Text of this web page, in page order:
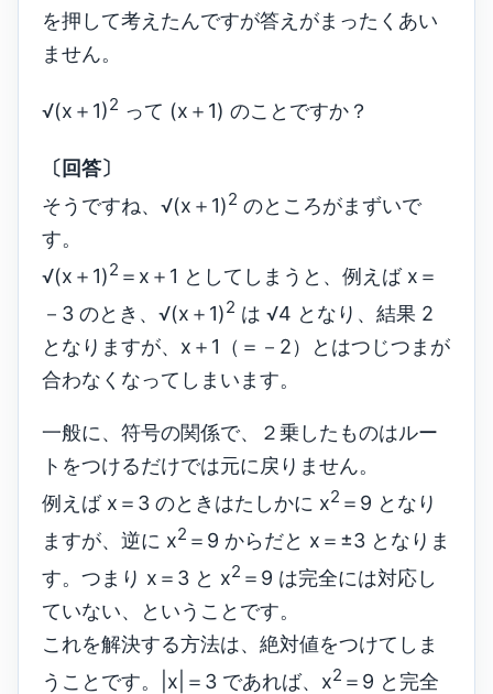
を押して考えたんですが答えがまったくあい
ません。
√(x＋1)2 って (x＋1) のことですか？
〔回答〕
そうですね、√(x＋1)2 のところがまずいで
す。
√(x＋1)2 ＝x＋1 としてしまうと、例えば x＝
－3 のとき、√(x＋1)2 は √4 となり、結果 2
となりますが、x＋1（＝－2）とはつじつまが
合わなくなってしまいます。
一般に、符号の関係で、２乗したものはルー
トをつけるだけでは元に戻りません。
例えば x＝3 のときはたしかに x2 ＝9 となり
ますが、逆に x2 ＝9 からだと x＝±3 となりま
す。つまり x＝3 と x2 ＝9 は完全には対応し
ていない、ということです。
これを解決する方法は、絶対値をつけてしま
うことです。|x|＝3 であれば、x2 ＝9 と完全